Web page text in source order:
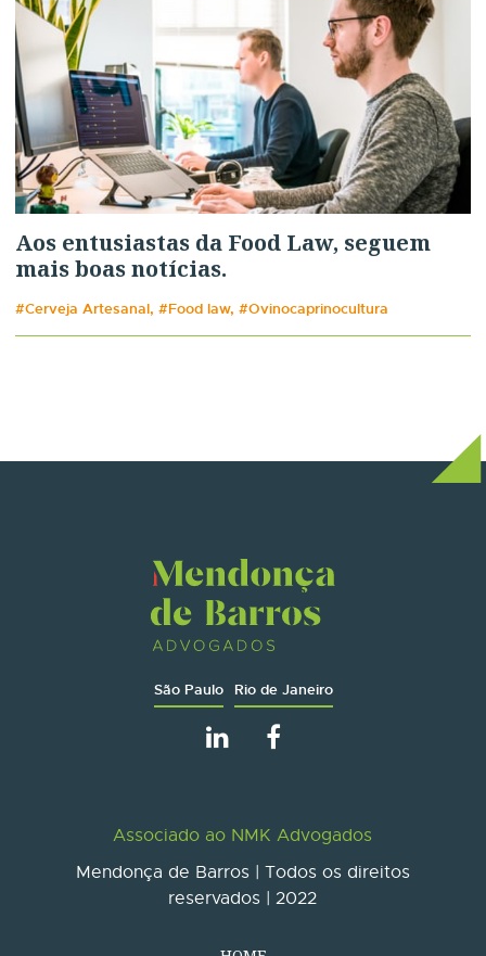
Aos entusiastas da Food Law, seguem
mais boas notícias.
#Cerveja Artesanal, #Food law, #Ovinocaprinocultura
São Paulo Rio de Janeiro
Associado ao NMK Advogados
Mendonça de Barros | Todos os direitos
reservados | 2022